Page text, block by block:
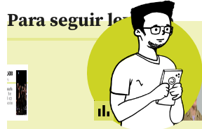
Para seguir leyendo